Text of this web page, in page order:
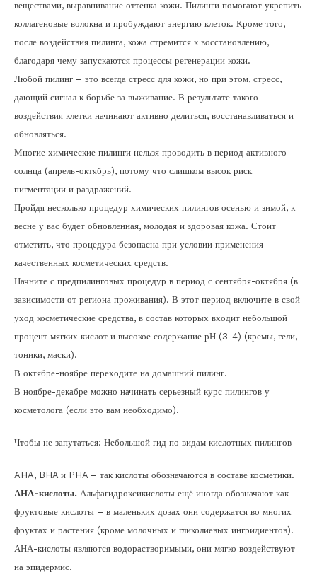
веществами, выравнивание оттенка кожи. Пилинги помогают укрепить
коллагеновые волокна и пробуждают энергию клеток. Кроме того,
после воздействия пилинга, кожа стремится к восстановлению,
благодаря чему запускаются процессы регенерации кожи.
Любой пилинг – это всегда стресс для кожи, но при этом, стресс,
дающий сигнал к борьбе за выживание. В результате такого
воздействия клетки начинают активно делиться, восстанавливаться и
обновляться.
Многие химические пилинги нельзя проводить в период активного
солнца (апрель-октябрь), потому что слишком высок риск
пигментации и раздражений.
Пройдя несколько процедур химических пилингов осенью и зимой, к
весне у вас будет обновленная, молодая и здоровая кожа. Стоит
отметить, что процедура безопасна при условии применения
качественных косметических средств.
Начните с предпилинговых процедур в период с сентября-октября (в
зависимости от региона проживания). В этот период включите в свой
уход косметические средства, в состав которых входит небольшой
процент мягких кислот и высокое содержание рН (3-4) (кремы, гели,
тоники, маски).
В октябре-ноябре переходите на домашний пилинг.
В ноябре-декабре можно начинать серьезный курс пилингов у
косметолога (если это вам необходимо).
Чтобы не запутаться: Небольшой гид по видам кислотных пилингов
AHA, BHA и PHA – так кислоты обозначаются в составе косметики.
АНА-кислоты. Альфагидроксикислоты ещё иногда обозначают как
фруктовые кислоты – в маленьких дозах они содержатся во многих
фруктах и растения (кроме молочных и гликолиевых ингридиентов).
АНА-кислоты являются водорастворимыми, они мягко воздействуют
на эпидермис.